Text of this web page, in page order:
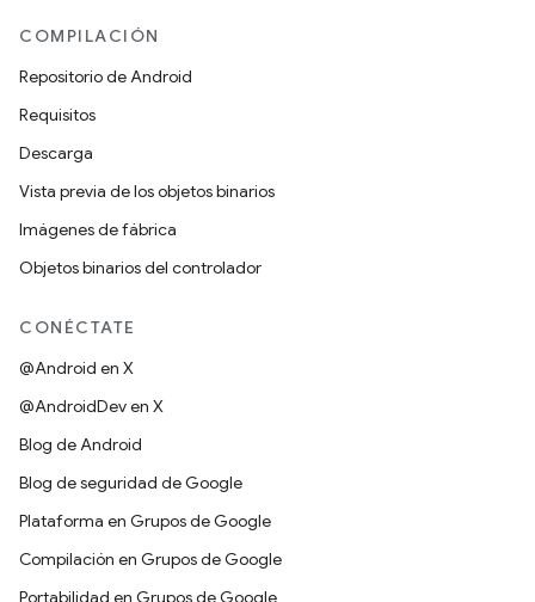
COMPILACIÓN
Repositorio de Android
Requisitos
Descarga
Vista previa de los objetos binarios
Imágenes de fábrica
Objetos binarios del controlador
CONÉCTATE
@Android en X
@AndroidDev en X
Blog de Android
Blog de seguridad de Google
Plataforma en Grupos de Google
Compilación en Grupos de Google
Portabilidad en Grupos de Google